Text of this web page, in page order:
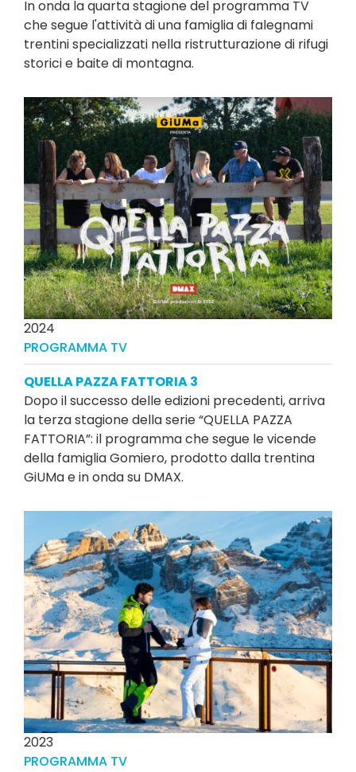
In onda la quarta stagione del programma TV
che segue l'attività di una famiglia di falegnami
trentini specializzati nella ristrutturazione di rifugi
storici e baite di montagna.
2024
PROGRAMMA TV
QUELLA PAZZA FATTORIA 3
Dopo il successo delle edizioni precedenti, arriva
la terza stagione della serie “QUELLA PAZZA
FATTORIA”: il programma che segue le vicende
della famiglia Gomiero, prodotto dalla trentina
GiUMa e in onda su DMAX.
2023
PROGRAMMA TV